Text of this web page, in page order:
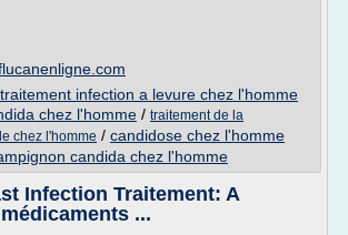
traitement infection a levure chez l'homme
chez l'homme / traitement de la
chez l'homme / candidose chez l'homme
candida chez l'homme
Infection Traitement: A
...